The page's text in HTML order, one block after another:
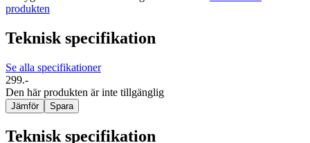
produkten
Teknisk specifikation
Se alla specifikationer
299.-
Den här produkten är inte tillgänglig
Jämför Spara
Teknisk specifikation